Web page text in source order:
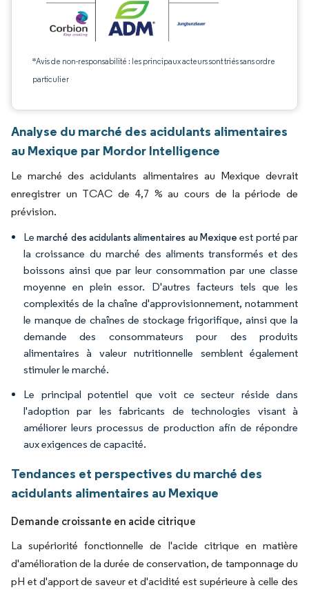
*Avis de non-responsabilité : les principaux acteurs sont triés sans ordre
particulier
Analyse du marché des acidulants alimentaires
au Mexique par Mordor Intelligence
Le marché des acidulants alimentaires au Mexique devrait
enregistrer un TCAC de 4,7 % au cours de la période de
prévision.
Lemarché des acidulants alimentaires au Mexique est porté par
la croissance du marché des aliments transformés et des
boissons ainsi que par leur consommation par une classe
moyenne en plein essor. D'autres facteurs tels que les
complexités de la chaîne d'approvisionnement, notamment
le manque de chaînes de stockage frigorifique, ainsi que la
demande des consommateurs pour des produits
alimentaires à valeur nutritionnelle semblent également
stimuler le marché.
Le principal potentiel que voit ce secteur réside dans
l'adoption par les fabricants de technologies visant à
améliorer leurs processus de production afin de répondre
aux exigences de capacité.
Tendances et perspectives du marché des
acidulants alimentaires au Mexique
Demande croissante en acide citrique
La supériorité fonctionnelle de l'acide citrique en matière
d'amélioration de la durée de conservation, de tamponnage du
pH et d'apport de saveur et d'acidité est supérieure à celle des